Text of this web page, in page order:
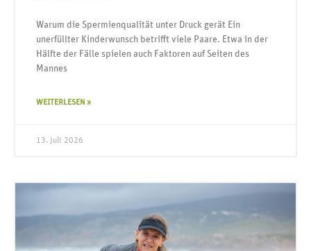
Warum die Spermienqualität unter Druck gerät Ein
unerfüllter Kinderwunsch betrifft viele Paare. Etwa in der
Hälfte der Fälle spielen auch Faktoren auf Seiten des
Mannes
WEITERLESEN »
13. Juli 2026